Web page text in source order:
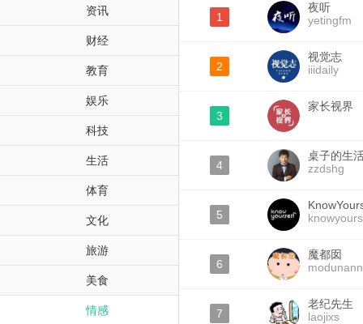
资讯
财经
教育
娱乐
科技
生活
体育
文化
旅游
美食
情感
1
夜听
yetingfm
2
视觉志
iiidaily
3
家长视界
4
桌子的生
zzdshg
5
6
魔都囡
modunann
7
老纪先生
laojixs